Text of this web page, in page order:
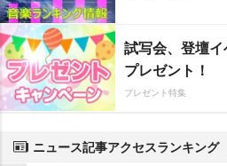
試写会、登壇
プレゼント！
プレゼント特集
ニュース記事アクセスランキング